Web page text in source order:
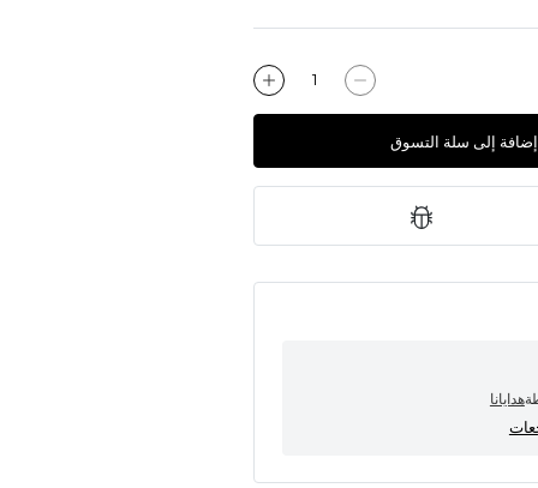
إضافة إلى سلة التسوق
هدايانا